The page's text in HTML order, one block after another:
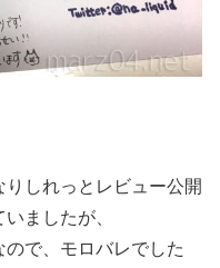
しれっとレビュー公開
ましたが、
ので、モロバレでした